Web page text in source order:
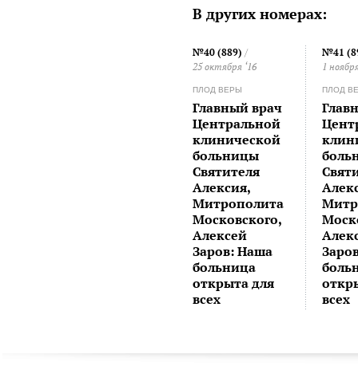
В других номерах:
№40 (889) /
25 октября ‘16
ПЛОД ВЕРЫ
Главный врач
Центральной
клинической
больницы
Святителя
Алексия,
Митрополита
Московского,
Алексей
Заров: Наша
больница
открыта для
всех
№41
1
ПЛОД
всех